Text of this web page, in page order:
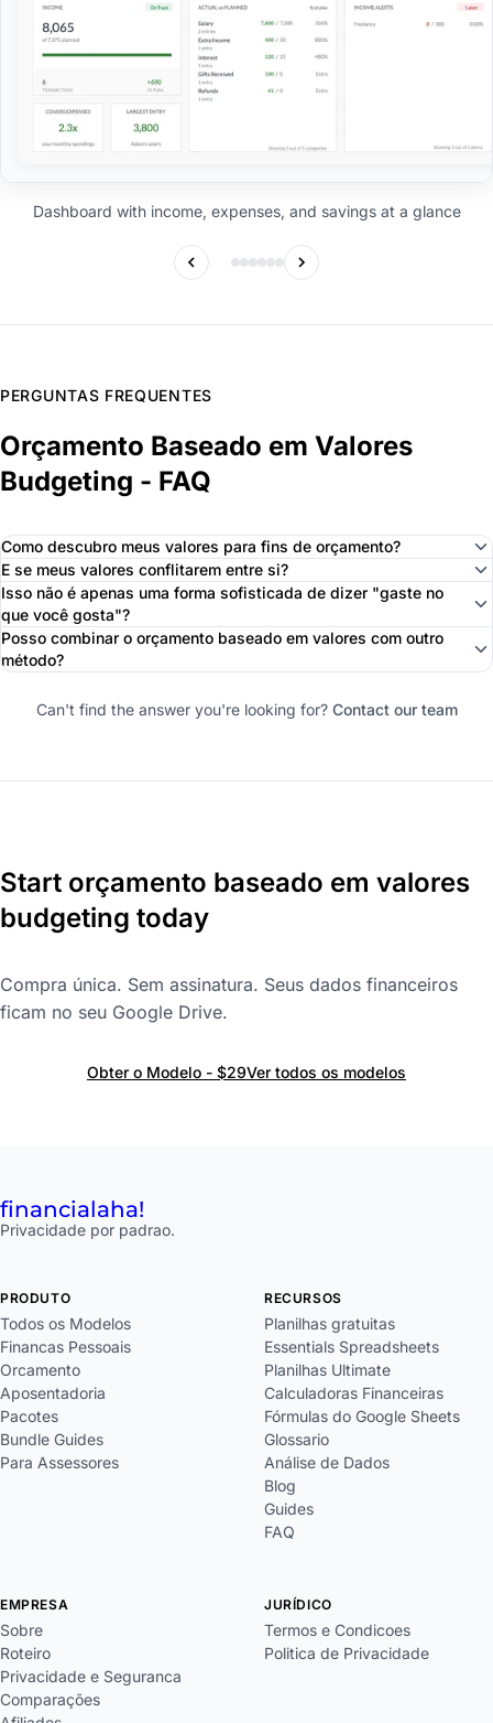
Dashboard with income, expenses, and savings at a glance
PERGUNTAS FREQUENTES
Orçamento Baseado em Valores
Budgeting - FAQ
Como descubro meus valores para fins de orçamento?
E se meus valores conflitarem entre si?
Isso não é apenas uma forma sofisticada de dizer "gaste no
que você gosta"?
Posso combinar o orçamento baseado em valores com outro
método?
Can't find the answer you're looking for? Contact our team
Start orçamento baseado em valores
budgeting today
Compra única. Sem assinatura. Seus dados financeiros
ficam no seu Google Drive.
Obter o Modelo - $29Ver todos os modelos
financialaha!
Privacidade por padrao.
PRODUTO
Todos os Modelos
Financas Pessoais
Orcamento
Aposentadoria
Pacotes
Bundle Guides
Para Assessores
RECURSOS
Planilhas gratuitas
Essentials Spreadsheets
Planilhas Ultimate
Calculadoras Financeiras
Fórmulas do Google Sheets
Glossario
Análise de Dados
Blog
Guides
FAQ
EMPRESA
Sobre
Roteiro
Privacidade e Seguranca
Comparações
JURÍDICO
Termos e Condicoes
Politica de Privacidade